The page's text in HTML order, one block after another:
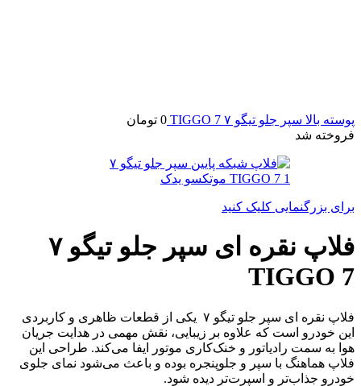
پوسته بالا سپر جلو تیگو ۷ TIGGO 7 0 تومان
فروخته شد
برای بزرگنمایی کلیک کنید
فلاپ نقره ای سپر جلو تیگو ۷
TIGGO 7
فلاپ نقره ای سپر جلو تیگو ۷ یکی از قطعات ظاهری و کاربردی
این خودرو است که علاوه بر زیبایی، نقش مهمی در هدایت جریان
هوا به سمت رادیاتور و خنک‌کاری موتور ایفا می‌کند. طراحی این
فلاپ هماهنگ با سپر و جلوپنجره بوده و باعث می‌شود نمای جلوی
خودرو جذاب‌تر و اسپرت‌تر دیده شود.